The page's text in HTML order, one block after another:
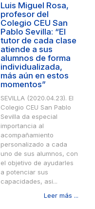
Luis Miguel Rosa,
profesor del
Colegio CEU San
Pablo Sevilla: “El
tutor de cada clase
atiende a sus
alumnos de forma
individualizada,
más aún en estos
momentos”
SEVILLA (2020.04.23). El
Colegio CEU San Pablo
Sevilla da especial
importancia al
acompañamiento
personalizado a cada
uno de sus alumnos, con
el objetivo de ayudarles
a potenciar sus
capacidades, asi...
Leer más ...